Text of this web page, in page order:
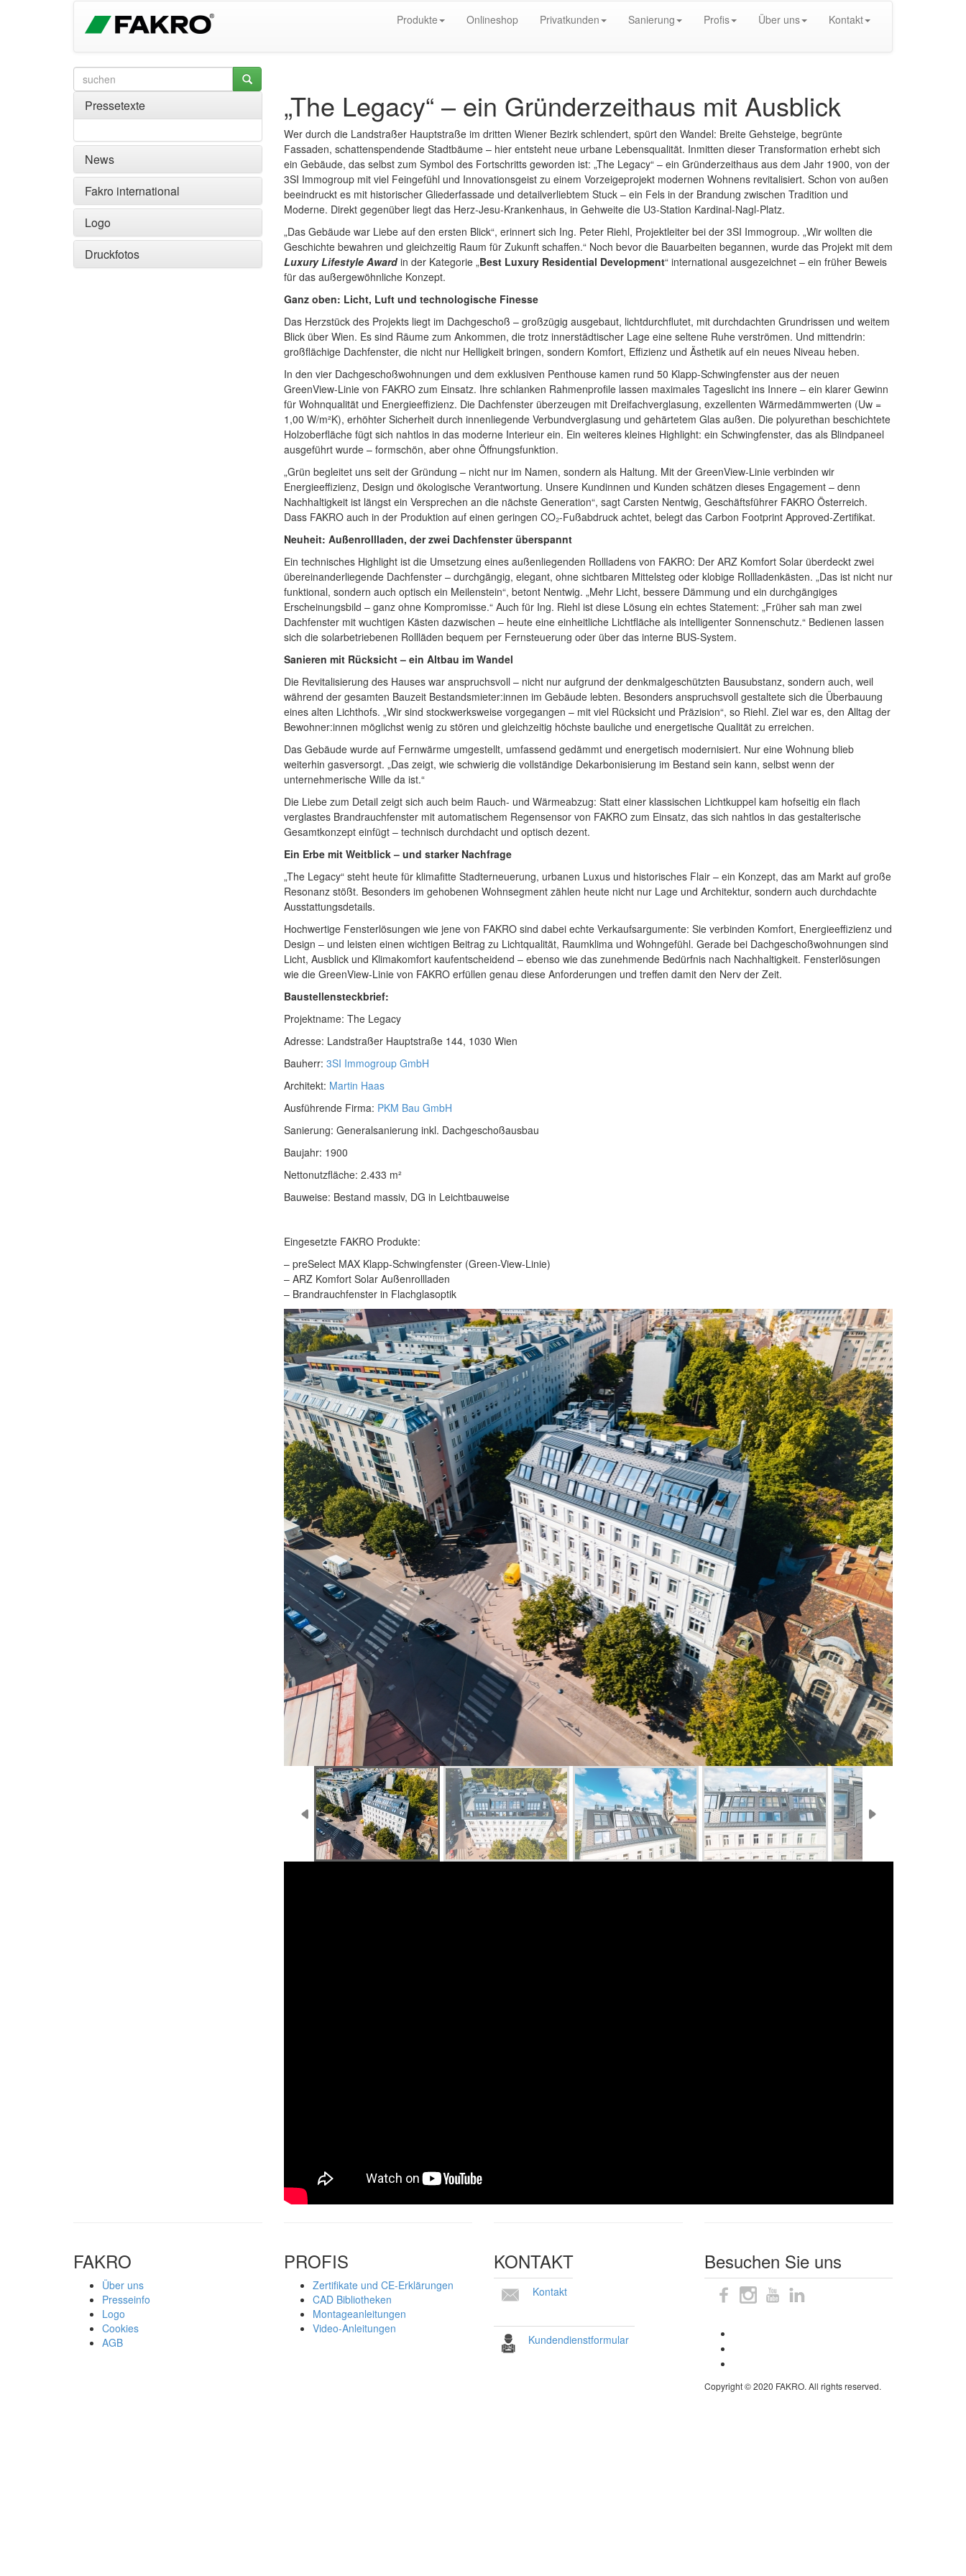
Produkte Onlineshop Privatkunden Sanierung Profis Über uns Kontakt
Pressetexte
News
Fakro international
Logo
Druckfotos
„The Legacy“ – ein Gründerzeithaus mit Ausblick
Wer durch die Landstraßer Hauptstraße im dritten Wiener Bezirk schlendert, spürt den Wandel: Breite Gehsteige, begrünte
Fassaden, schattenspendende Stadtbäume – hier entsteht neue urbane Lebensqualität. Inmitten dieser Transformation erhebt sich
ein Gebäude, das selbst zum Symbol des Fortschritts geworden ist: „The Legacy“ – ein Gründerzeithaus aus dem Jahr 1900, von der
3SI Immogroup mit viel Feingefühl und Innovationsgeist zu einem Vorzeigeprojekt modernen Wohnens revitalisiert. Schon von außen
beeindruckt es mit historischer Gliederfassade und detailverliebtem Stuck – ein Fels in der Brandung zwischen Tradition und
Moderne. Direkt gegenüber liegt das Herz-Jesu-Krankenhaus, in Gehweite die U3-Station Kardinal-Nagl-Platz.
„Das Gebäude war Liebe auf den ersten Blick“, erinnert sich Ing. Peter Riehl, Projektleiter bei der 3SI Immogroup. „Wir wollten die
Geschichte bewahren und gleichzeitig Raum für Zukunft schaffen.“ Noch bevor die Bauarbeiten begannen, wurde das Projekt mit dem
Luxury Lifestyle Awardin der Kategorie „Best Luxury Residential Development“ international ausgezeichnet – ein früher Beweis
für das außergewöhnliche Konzept.
Ganz oben: Licht, Luft und technologische Finesse
Das Herzstück des Projekts liegt im Dachgeschoß – großzügig ausgebaut, lichtdurchflutet, mit durchdachten Grundrissen und weitem
Blick über Wien. Es sind Räume zum Ankommen, die trotz innerstädtischer Lage eine seltene Ruhe verströmen. Und mittendrin:
großflächige Dachfenster, die nicht nur Helligkeit bringen, sondern Komfort, Effizienz und Ästhetik auf ein neues Niveau heben.
In den vier Dachgeschoßwohnungen und dem exklusiven Penthouse kamen rund 50 Klapp-Schwingfenster aus der neuen
GreenView-Linie von FAKRO zum Einsatz. Ihre schlanken Rahmenprofile lassen maximales Tageslicht ins Innere – ein klarer Gewinn
für Wohnqualität und Energieeffizienz. Die Dachfenster überzeugen mit Dreifachverglasung, exzellenten Wärmedämmwerten (Uw =
1,00 W/m²K), erhöhter Sicherheit durch innenliegende Verbundverglasung und gehärtetem Glas außen. Die polyurethan beschichtete
Holzoberfläche fügt sich nahtlos in das moderne Interieur ein. Ein weiteres kleines Highlight: ein Schwingfenster, das als Blindpaneel
ausgeführt wurde – formschön, aber ohne Öffnungsfunktion.
„Grün begleitet uns seit der Gründung – nicht nur im Namen, sondern als Haltung. Mit der GreenView-Linie verbinden wir
Energieeffizienz, Design und ökologische Verantwortung. Unsere Kundinnen und Kunden schätzen dieses Engagement – denn
Nachhaltigkeit ist längst ein Versprechen an die nächste Generation“, sagt Carsten Nentwig, Geschäftsführer FAKRO Österreich.
Dass FAKRO auch in der Produktion auf einen geringen CO₂-Fußabdruck achtet, belegt das Carbon Footprint Approved-Zertifikat.
Neuheit: Außenrollladen, der zwei Dachfenster überspannt
Ein technisches Highlight ist die Umsetzung eines außenliegenden Rollladens von FAKRO: Der ARZ Komfort Solar überdeckt zwei
übereinanderliegende Dachfenster – durchgängig, elegant, ohne sichtbaren Mittelsteg oder klobige Rollladenkästen. „Das ist nicht nur
funktional, sondern auch optisch ein Meilenstein“, betont Nentwig. „Mehr Licht, bessere Dämmung und ein durchgängiges
Erscheinungsbild – ganz ohne Kompromisse.“ Auch für Ing. Riehl ist diese Lösung ein echtes Statement: „Früher sah man zwei
Dachfenster mit wuchtigen Kästen dazwischen – heute eine einheitliche Lichtfläche als intelligenter Sonnenschutz.“ Bedienen lassen
sich die solarbetriebenen Rollläden bequem per Fernsteuerung oder über das interne BUS-System.
Sanieren mit Rücksicht – ein Altbau im Wandel
Die Revitalisierung des Hauses war anspruchsvoll – nicht nur aufgrund der denkmalgeschützten Bausubstanz, sondern auch, weil
während der gesamten Bauzeit Bestandsmieter:innen im Gebäude lebten. Besonders anspruchsvoll gestaltete sich die Überbauung
eines alten Lichthofs. „Wir sind stockwerksweise vorgegangen – mit viel Rücksicht und Präzision“, so Riehl. Ziel war es, den Alltag der
Bewohner:innen möglichst wenig zu stören und gleichzeitig höchste bauliche und energetische Qualität zu erreichen.
Das Gebäude wurde auf Fernwärme umgestellt, umfassend gedämmt und energetisch modernisiert. Nur eine Wohnung blieb
weiterhin gasversorgt. „Das zeigt, wie schwierig die vollständige Dekarbonisierung im Bestand sein kann, selbst wenn der
unternehmerische Wille da ist.“
Die Liebe zum Detail zeigt sich auch beim Rauch- und Wärmeabzug: Statt einer klassischen Lichtkuppel kam hofseitig ein flach
verglastes Brandrauchfenster mit automatischem Regensensor von FAKRO zum Einsatz, das sich nahtlos in das gestalterische
Gesamtkonzept einfügt – technisch durchdacht und optisch dezent.
Ein Erbe mit Weitblick – und starker Nachfrage
„The Legacy“ steht heute für klimafitte Stadterneuerung, urbanen Luxus und historisches Flair – ein Konzept, das am Markt auf große
Resonanz stößt. Besonders im gehobenen Wohnsegment zählen heute nicht nur Lage und Architektur, sondern auch durchdachte
Ausstattungsdetails.
Hochwertige Fensterlösungen wie jene von FAKRO sind dabei echte Verkaufsargumente: Sie verbinden Komfort, Energieeffizienz und
Design – und leisten einen wichtigen Beitrag zu Lichtqualität, Raumklima und Wohngefühl. Gerade bei Dachgeschoßwohnungen sind
Licht, Ausblick und Klimakomfort kaufentscheidend – ebenso wie das zunehmende Bedürfnis nach Nachhaltigkeit. Fensterlösungen
wie die GreenView-Linie von FAKRO erfüllen genau diese Anforderungen und treffen damit den Nerv der Zeit.
Baustellensteckbrief:
Projektname: The Legacy
Adresse: Landstraßer Hauptstraße 144, 1030 Wien
Bauherr: 3SI Immogroup GmbH
Architekt: Martin Haas
Ausführende Firma: PKM Bau GmbH
Sanierung: Generalsanierung inkl. Dachgeschoßausbau
Baujahr: 1900
Nettonutzfläche: 2.433 m²
Bauweise: Bestand massiv, DG in Leichtbauweise
Eingesetzte FAKRO Produkte:
– preSelect MAX Klapp-Schwingfenster (Green-View-Linie)
– ARZ Komfort Solar Außenrollladen
– Brandrauchfenster in Flachglasoptik
FAKRO
Über uns
Presseinfo
Logo
Cookies
AGB
PROFIS
Zertifikate und CE-Erklärungen
CAD Bibliotheken
Montageanleitungen
Video-Anleitungen
KONTAKT
Kontakt
Kundendienstformular
Besuchen Sie uns
Copyright © 2020 FAKRO. All rights reserved.